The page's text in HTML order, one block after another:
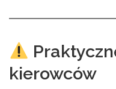
kierowców